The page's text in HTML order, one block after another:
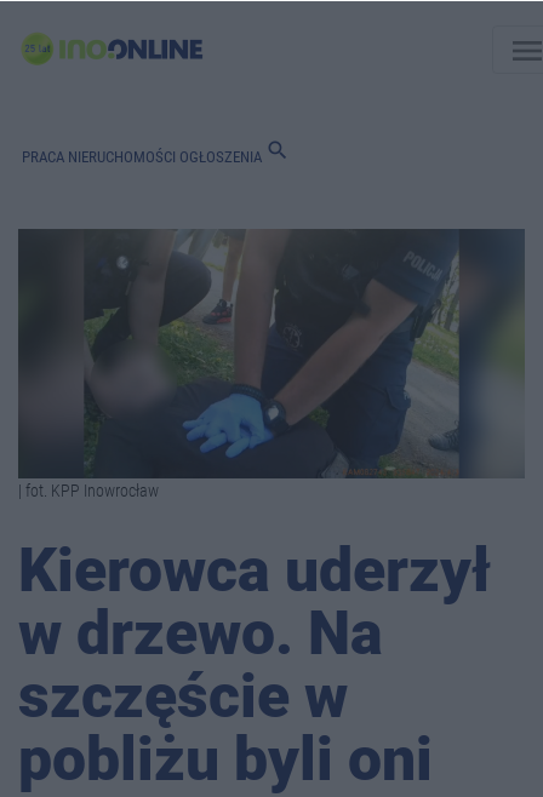
PRACA NIERUCHOMOŚCI OGŁOSZENIA search
| fot. KPP Inowrocław
Kierowca uderzył
w drzewo. Na
szczęście w
pobliżu byli oni